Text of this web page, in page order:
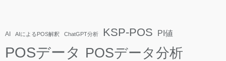
AI AIによるPOS解釈 ChatGPT分析 KSP-POS PI値
POSデータ POSデータ分析